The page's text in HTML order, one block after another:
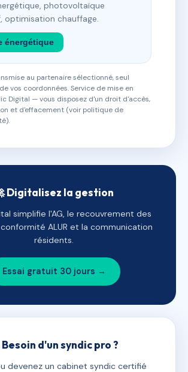
photovoltaïque
optimisation chauffage.
énergétique
au partenaire sélectionné, seul
vos coordonnées. Service de mise en
Digital — vous disposez d'un droit d'accès,
et d'effacement (voir politique de
Digitalisez la gestion
simplifie l'AG, le recouvrement des
ALUR et la communication
résidents.
Essai gratuit 30 jours →
Besoin d'un syndic pro ?
devenez un cabinet syndic certifié